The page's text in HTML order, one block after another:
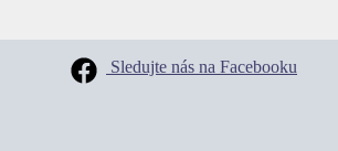
Sledujte nás na Facebooku